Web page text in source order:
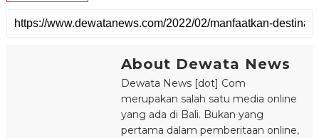
About Dewata News
Dewata News [dot] Com
merupakan salah satu media online
yang ada di Bali. Bukan yang
pertama dalam pemberitaan online,